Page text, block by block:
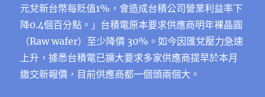
元兌新台幣每貶值1%，會造成台積公司營業利益率下
降0.4個百分點。」台積電原本要求供應商明年裸晶圓
（Raw wafer）至少降價 30%。如今因匯兌壓力急速
上升，據悉台積電已擴大要求多家供應商提早於本月
繳交新報價，目前供應商都一個頭兩個大。